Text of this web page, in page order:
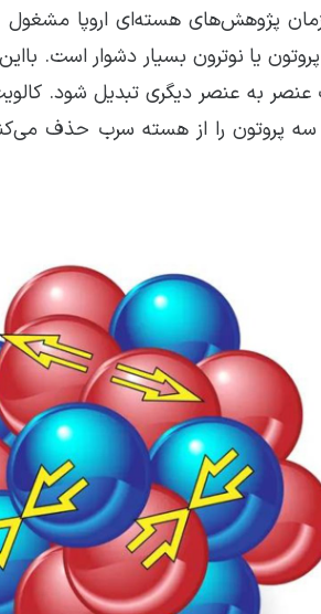
پژوهش‌های هسته‌ای اروپا
یا نوترون بسیار دشوار است.
به عنصر دیگری تبدیل شود.
سه پروتون را از هسته سرب حذف